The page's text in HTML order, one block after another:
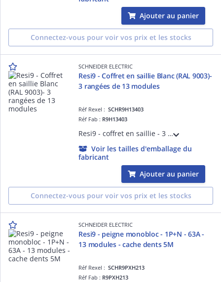
Ajouter au panier
Connectez-vous pour voir vos prix et les stocks
SCHNEIDER ELECTRIC
Resi9 - Coffret en saillie Blanc (RAL 9003)-
3 rangées de 13 modules
Réf Rexel :SCHR9H13403
Réf Fab : R9H13403
Resi9 - coffret en saillie - 3 rangées de 13 modules - In 90 A - Collecteurs de terre 2 x 15 trous Borniers Phase 7 trous + Neutre 7 trous - IP30 sans porte - IP40 avec porte - IK08 - H x L x P (mm) 500 x 252 x 108 - Blanc RAL 9003
Voir les tailles d'emballage du
fabricant
Ajouter au panier
Connectez-vous pour voir vos prix et les stocks
SCHNEIDER ELECTRIC
Resi9 - peigne monobloc - 1P+N - 63A -
13 modules - cache dents 5M
Réf Rexel :SCHR9PXH213
Réf Fab : R9PXH213